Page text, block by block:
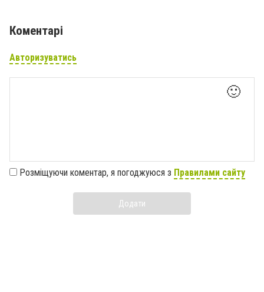
Коментарі
Авторизуватись
🙂
Розміщуючи коментар, я погоджуюся з Правилами сайту
Додати